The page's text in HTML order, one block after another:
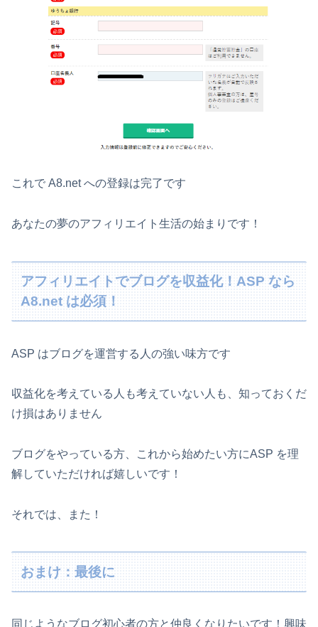
これで A8.net への登録は完了です
あなたの夢のアフィリエイト生活の始まりです！
アフィリエイトでブログを収益化！ASP なら
A8.net は必須！
ASP はブログを運営する人の強い味方です
収益化を考えている人も考えていない人も、知っておくだ
け損はありません
ブログをやっている方、これから始めたい方にASP を理
解していただければ嬉しいです！
それでは、また！
おまけ：最後に
同じようなブログ初心者の方と仲良くなりたいです！興味